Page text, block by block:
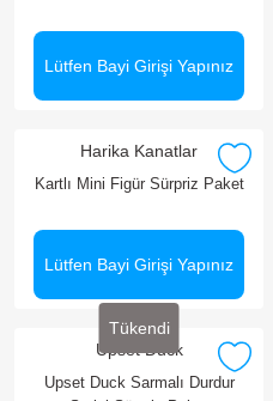
Lütfen Bayi Girişi Yapınız
Harika Kanatlar
Kartlı Mini Figür Sürpriz Paket
Lütfen Bayi Girişi Yapınız
Tükendi
Upset Duck
Upset Duck Sarmalı Durdur